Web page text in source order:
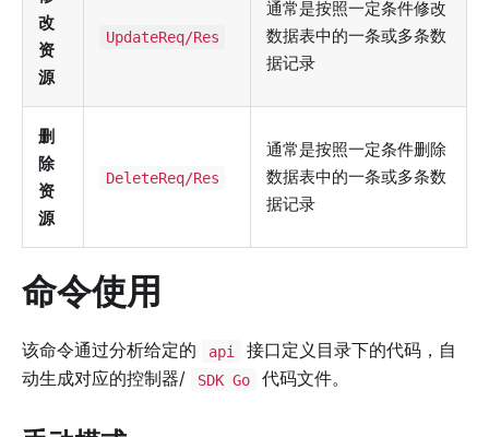
改
资
源
UpdateReq/Res
通常是按照一定条件修改
数据表中的一条或多条数
据记录
删
除
资
源
DeleteReq/Res
通常是按照一定条件删除
数据表中的一条或多条数
据记录
命令使用
该命令通过分析给定的 api
接口定义目录下的代码，自
动生成对应的控制器/
SDK Go 代码文件。